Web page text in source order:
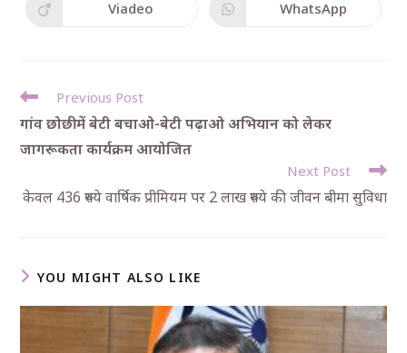
Viadeo WhatsApp
Previous Post
गांव छोछी में बेटी बचाओ-बेटी पढ़ाओ अभियान को लेकर
जागरूकता कार्यक्रम आयोजित
Next Post
केवल 436 रुपये वार्षिक प्रीमियम पर 2 लाख रुपये की जीवन बीमा सुविधा
YOU MIGHT ALSO LIKE